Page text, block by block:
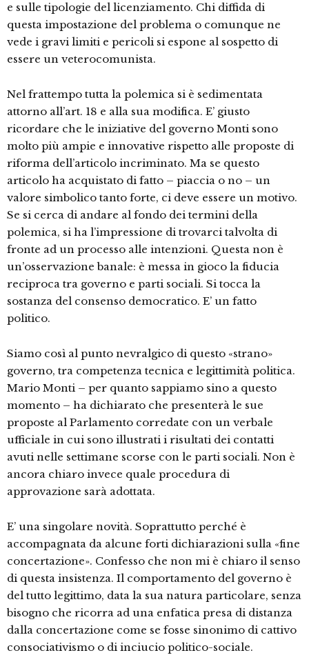
e sulle tipologie del licenziamento. Chi diffida di
questa impostazione del problema o comunque ne
vede i gravi limiti e pericoli si espone al sospetto di
essere un veterocomunista.
Nel frattempo tutta la polemica si è sedimentata
attorno all’art. 18 e alla sua modifica. E’ giusto
ricordare che le iniziative del governo Monti sono
molto più ampie e innovative rispetto alle proposte di
riforma dell’articolo incriminato. Ma se questo
articolo ha acquistato di fatto – piaccia o no – un
valore simbolico tanto forte, ci deve essere un motivo.
Se si cerca di andare al fondo dei termini della
polemica, si ha l’impressione di trovarci talvolta di
fronte ad un processo alle intenzioni. Questa non è
un’osservazione banale: è messa in gioco la fiducia
reciproca tra governo e parti sociali. Si tocca la
sostanza del consenso democratico. E’ un fatto
politico.
Siamo così al punto nevralgico di questo «strano»
governo, tra competenza tecnica e legittimità politica.
Mario Monti – per quanto sappiamo sino a questo
momento – ha dichiarato che presenterà le sue
proposte al Parlamento corredate con un verbale
ufficiale in cui sono illustrati i risultati dei contatti
avuti nelle settimane scorse con le parti sociali. Non è
ancora chiaro invece quale procedura di
approvazione sarà adottata.
E’ una singolare novità. Soprattutto perché è
accompagnata da alcune forti dichiarazioni sulla «fine
concertazione». Confesso che non mi è chiaro il senso
di questa insistenza. Il comportamento del governo è
del tutto legittimo, data la sua natura particolare, senza
bisogno che ricorra ad una enfatica presa di distanza
dalla concertazione come se fosse sinonimo di cattivo
consociativismo o di inciucio politico-sociale.